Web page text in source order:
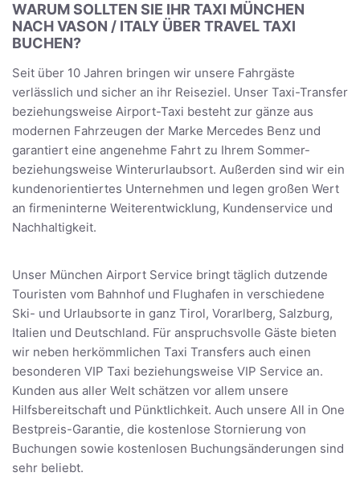
WARUM SOLLTEN SIE IHR TAXI MÜNCHEN
NACH VASON / ITALY ÜBER TRAVEL TAXI
BUCHEN?
Seit über 10 Jahren bringen wir unsere Fahrgäste
verlässlich und sicher an ihr Reiseziel. Unser Taxi-Transfer
beziehungsweise Airport-Taxi besteht zur gänze aus
modernen Fahrzeugen der Marke Mercedes Benz und
garantiert eine angenehme Fahrt zu Ihrem Sommer-
beziehungsweise Winterurlaubsort. Außerden sind wir ein
kundenorientiertes Unternehmen und legen großen Wert
an firmeninterne Weiterentwicklung, Kundenservice und
Nachhaltigkeit.
Unser München Airport Service bringt täglich dutzende
Touristen vom Bahnhof und Flughafen in verschiedene
Ski- und Urlaubsorte in ganz Tirol, Vorarlberg, Salzburg,
Italien und Deutschland. Für anspruchsvolle Gäste bieten
wir neben herkömmlichen Taxi Transfers auch einen
besonderen VIP Taxi beziehungsweise VIP Service an.
Kunden aus aller Welt schätzen vor allem unsere
Hilfsbereitschaft und Pünktlichkeit. Auch unsere All in One
Bestpreis-Garantie, die kostenlose Stornierung von
Buchungen sowie kostenlosen Buchungsänderungen sind
sehr beliebt.